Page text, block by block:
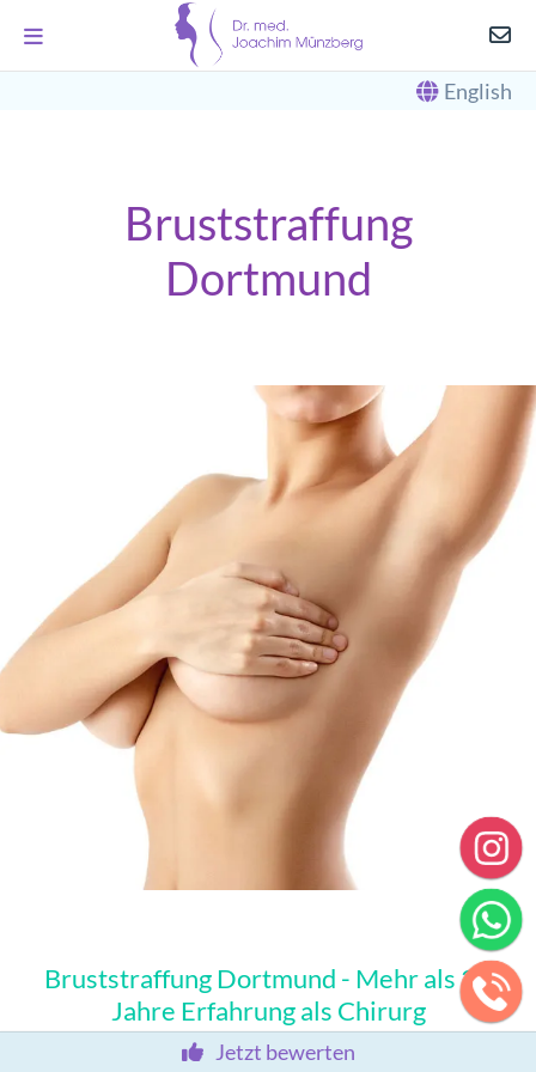
English
Bruststraffung
Dortmund
Bruststraffung Dortmund - Mehr als 33
Jahre Erfahrung als Chirurg
Jetzt bewerten